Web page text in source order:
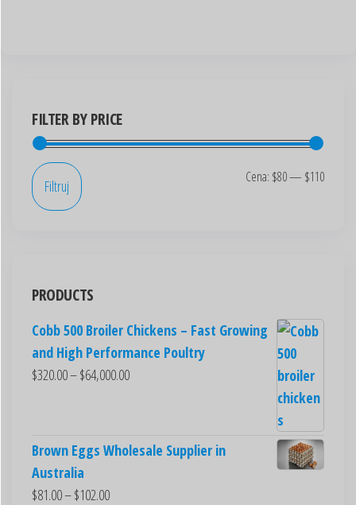
FILTER BY PRICE
Filtruj Cena: $80— $110
PRODUCTS
Cobb 500 Broiler Chickens – Fast Growing
and High Performance Poultry
$320.00–$64,000.00
Brown Eggs Wholesale Supplier in
Australia
$81.00–$102.00